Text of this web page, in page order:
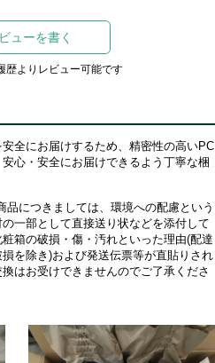
ューを書く
歴よりレビュー可能です
全にお届けするため、精密性の高いPC
心・安全にお届けできるよう丁寧な梱
につきましては、環境への配慮という
一部として直接送り状などを添付して
箱の破損・傷・汚れといった理由(配達
を除き)および発送伝票等が直貼りされ
はお受けできませんのでご了承くださ